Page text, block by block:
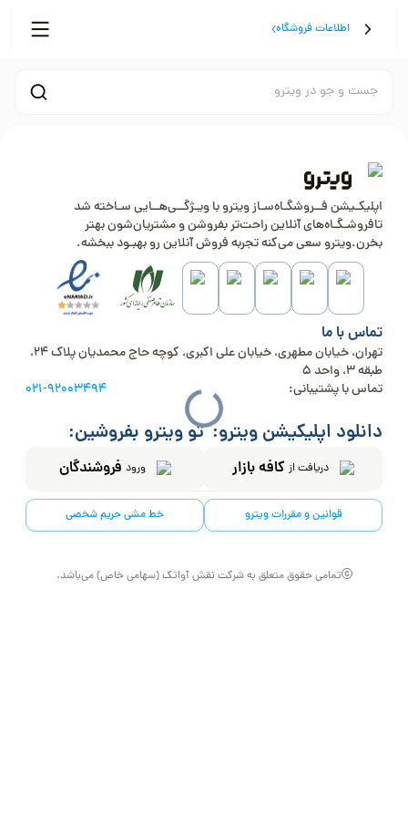
اطلاعات فروشگاه
جست و جو در ویترو
اپلیکـیشن فــروشگـاه‌سـاز ویترو با ویـژگــی‌هــایی سـاخته شد
تافروشـگـاه‌های آنلاین راحت‌تر بفروشن و مشتریان‌شون بهتر
بخرن.ویترو سعی می‌کنه تجربه فروش آنلاین رو بهبـود ببخشه.
تماس با ما
تهران، خیابان مطهری، خیابان علی اکبری، کوچه حاج محمدیان پلاک 24،
طبقه 3، واحد 5
تماس با پشتیبانی:
021-92003494
دانلود اپلیکیشن ویترو:
دریافت از کافه بازار
تو ویترو بفروشین:
ورود فروشندگان
قوانین و مقررات ویترو خط مشی حریم شخصی
تمامی حقوق متعلق به شرکت نقش آواتک (سهامی خاص) می‌باشد.